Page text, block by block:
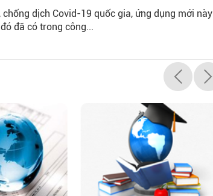
dịch Covid-19 quốc gia, ứng dụng mới này
đã có trong công...